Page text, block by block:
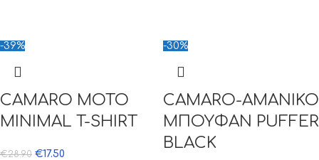
-39%
CAMARO MOTO
MINIMAL T-SHIRT
€28.90 €17.50
-30%
CAMARO-ΑΜΑΝΙΚΟ
ΜΠΟΥΦΑΝ PUFFER
BLACK